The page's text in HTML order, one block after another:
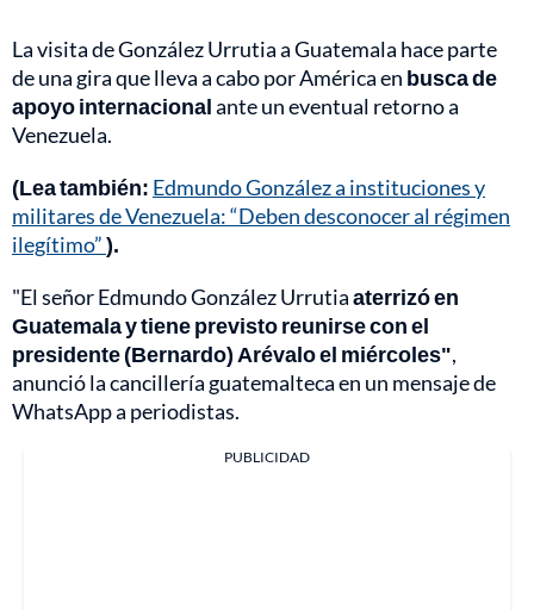
La visita de González Urrutia a Guatemala hace parte
de una gira que lleva a cabo por América en busca de
apoyo internacionalante un eventual retorno a
Venezuela.
(Lea también: Edmundo González a instituciones y
militares de Venezuela: “Deben desconocer al régimen
ilegítimo”).
"El señor Edmundo González Urrutiaaterrizó en
Guatemala y tiene previsto reunirse con el
presidente (Bernardo) Arévalo el miércoles",
anunció la cancillería guatemalteca en un mensaje de
WhatsApp a periodistas.
PUBLICIDAD